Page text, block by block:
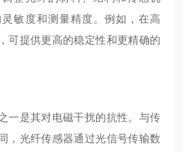
敏度和测量精度。例如，在高
可提供更高的稳定性和更精确的
一是其对电磁干扰的抗性。与传
，光纤传感器通过光信号传输数